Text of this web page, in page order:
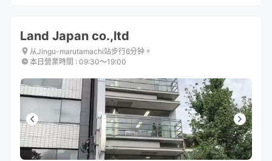
Land Japan co.,ltd
从Jingu-marutamachi站步行6分钟。
本日營業時間 : 09:30〜19:00